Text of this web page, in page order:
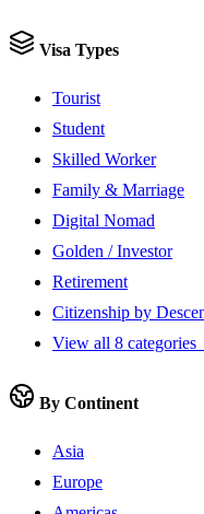
Visa Types
Tourist
Student
Skilled Worker
Family & Marriage
Digital Nomad
Golden / Investor
Retirement
Citizenship by
View all 8
By Continent
Asia
Europe